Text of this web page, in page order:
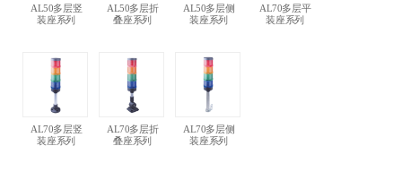
AL50多层竖
装座系列
AL50多层折
叠座系列
AL50多层侧
装座系列
AL70多层平
装座系列
AL70多层竖
装座系列
AL70多层折
叠座系列
AL70多层侧
装座系列